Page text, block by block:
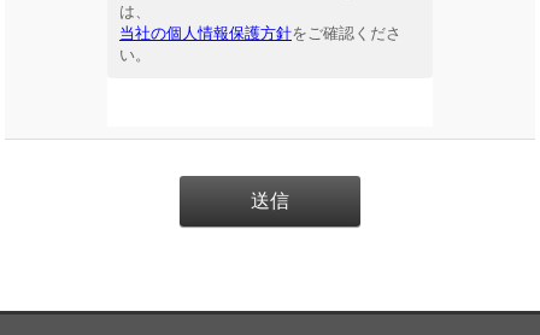
は、
当社の個人情報保護方針をご確認くださ
い。